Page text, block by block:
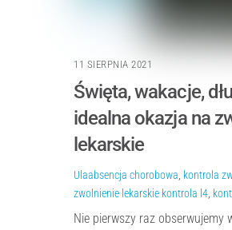
11 SIERPNIA 2021
Święta, wakacje,
idealna okazja na
lekarskie
Ulaabsencja chorobowa, kontrola
zwolnienie lekarskie kontrola l4,
Nie pierwszy raz obserwujemy